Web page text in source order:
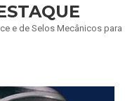
e de Selos Mecânicos para